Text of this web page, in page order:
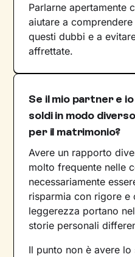
Parlarne apertamente
aiutare a
questi dubbi e a
affrettate.
Se il mio partner e
soldi in modo
per il matrimonio?
Avere un rapporto
molto frequente nelle
necessariamente
risparmia con rigore e
leggerezza portano
storie personali
Il punto non è avere lo